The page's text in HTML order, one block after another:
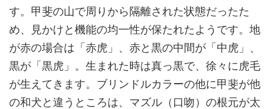
す。甲斐の山で周りから隔離された状態だったた
め、見かけと機能の均一性が保たれたようです。地
が赤の場合は「赤虎」、赤と黒の中間が「中虎」、
黒が「黒虎」。生まれた時は真っ黒で、徐々に虎毛
が生えてきます。ブリンドルカラーの他に甲斐が他
の和犬と違うところは、マズル（口吻）の根元が太